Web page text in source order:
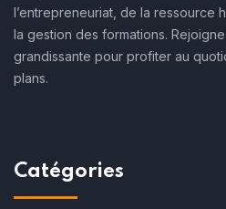
l’entrepreneuriat, de la ressource
la gestion des formations.
grandissante pour profiter au
plans.
Catégories